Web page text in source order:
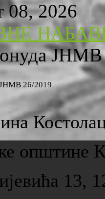
08, 2026
ЈНМВ
ЈНМВ 26/2019
општине
13,